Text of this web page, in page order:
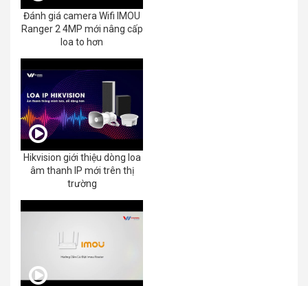
Đánh giá camera Wifi IMOU
Ranger 2 4MP mới nâng cấp
loa to hơn
Hikvision giới thiệu dòng loa
âm thanh IP mới trên thị
trường